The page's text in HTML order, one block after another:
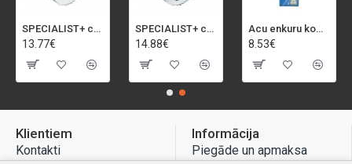
SPECIALIST+ caurumu zāģis BI-METAL, 92 mm
13.77€
SPECIALIST+ caurumu zāģis BI-METAL, 98 mm
14.88€
Acu enkuru komplekts, 3-13 mm, Rapid, 12 gab.
8.53€
Klientiem
Kontakti
Informācija
Piegāde un apmaksa